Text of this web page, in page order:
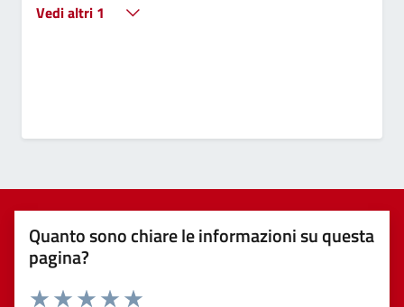
Vedi altri 1
Quanto sono chiare le informazioni su questa
pagina?